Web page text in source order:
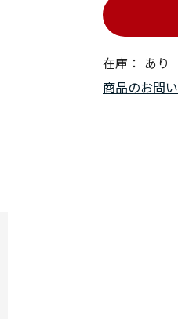
在庫： あり
商品のお問